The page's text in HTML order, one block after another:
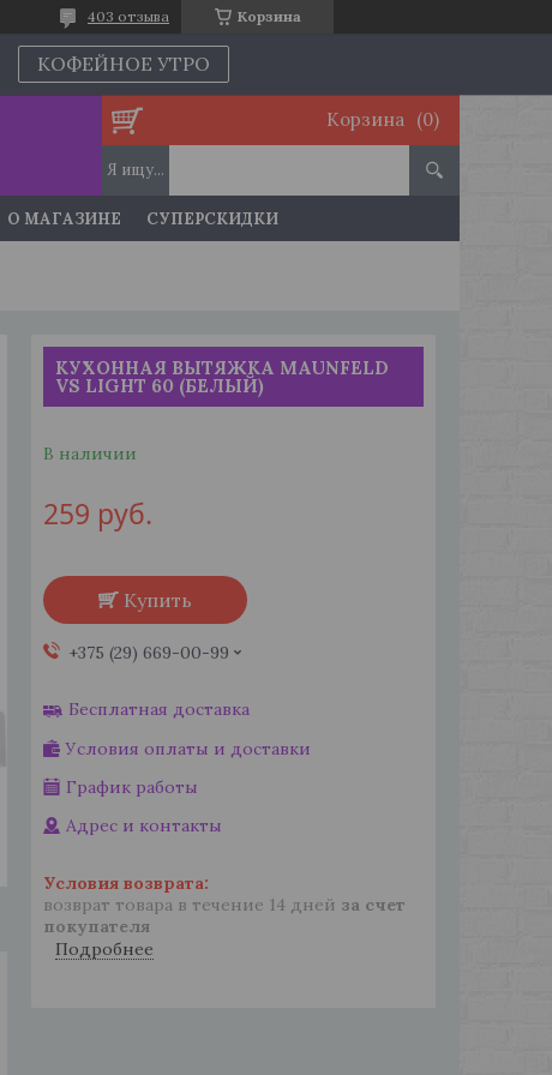
Корзина
403 отзыва
КОФЕЙНОЕ УТРО
Корзина
О МАГАЗИНЕ СУПЕРСКИДКИ
КУХОННАЯ ВЫТЯЖКА MAUNFELD
VS LIGHT 60 (БЕЛЫЙ)
В наличии
259 руб.
Купить
+375 (29) 669-00-99
Бесплатная доставка
Условия оплаты и доставки
График работы
Адрес и контакты
возврат товара в течение 14 дней за счет
покупателя
Подробнее